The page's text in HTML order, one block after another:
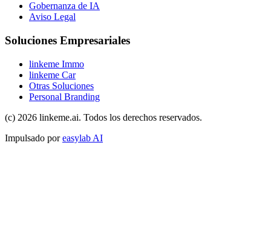
Gobernanza de IA
Aviso Legal
Soluciones Empresariales
linkeme Immo
linkeme Car
Otras Soluciones
Personal Branding
(c) 2026 linkeme.ai. Todos los derechos reservados.
Impulsado por easylab AI